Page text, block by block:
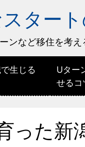
ター
ンなど移住を考
生じる
Uター
せるコ
った新